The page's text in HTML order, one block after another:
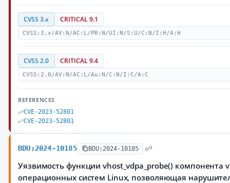
CVSS 3.x CRITICAL 9.1
CVSS:3.x/AV:N/AC:L/PR:N/UI:N/S:U/C:N/I:H/A:H
CVSS 2.0 CRITICAL 9.4
CVSS:2.0/AV:N/AC:L/Au:N/C:N/I:C/A:C
REFERENCES
CVE-2023-52801
CVE-2023-52801
BDU:2024-10185 BDU:2024-10185
Уязвимость функции vhost_vdpa_probe() компонента
операционных систем Linux, позволяющая